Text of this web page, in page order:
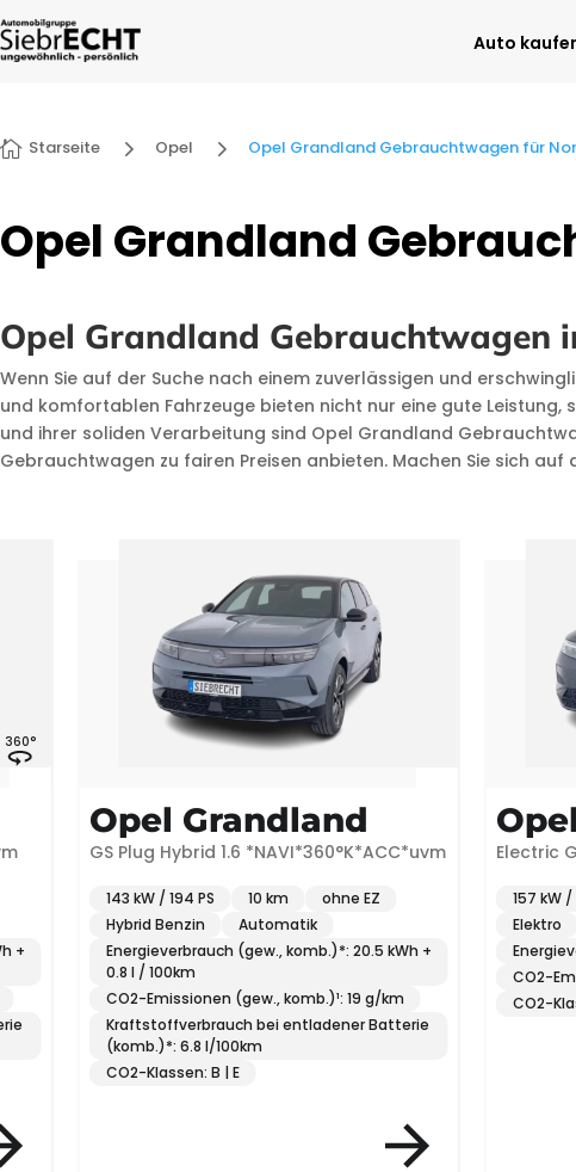
Auto
 Starseite 5 Opel 5 Opel Grandland Gebrauchtwagen für
Opel Grandland
Opel Grandland Gebrauchtwagen
Wenn Sie auf der Suche nach einem zuverlässigen und
und komfortablen Fahrzeuge bieten nicht nur eine gute
und ihrer soliden Verarbeitung sind Opel Grandland
Gebrauchtwagen zu fairen Preisen anbieten. Machen Sie sich
Opel Grandland
GS Plug Hybrid 1.6 *NAVI*360°K*ACC*uvm
143 kW / 194 PS 10 km
ohne EZ
Hybrid Benzin
Automatik
Energieverbrauch (gew., komb.)*: 20.5 kWh +
0.8 l / 100km
CO2-Emissionen (gew., komb.)¹: 19 g/km
Kraftstoffverbrauch bei entladener Batterie
(komb.)*: 6.8 l/100km
CO2-Klassen: B | E
Opel
Electric
157 kW / 213 PS
Energieverbrauch
CO2-Emissionen
CO2-Klasse: A